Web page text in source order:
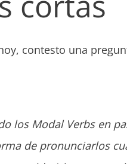
contesto una
los Modal Verbs en
de pronunciarlos